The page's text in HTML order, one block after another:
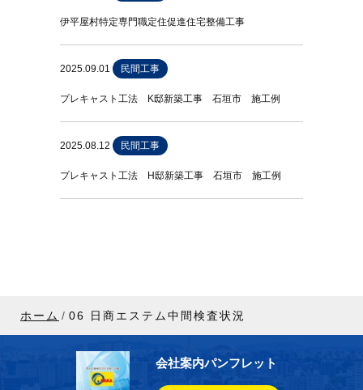
伊平屋村特定専門職定住促進住宅整備工事
2025.09.01 民間工事
プレキャスト工法 K邸新築工事 石垣市 施工例
2025.08.12 民間工事
プレキャスト工法 H邸新築工事 石垣市 施工例
ホーム 06 日商エステム中間検査状況
会社案内パンフレット